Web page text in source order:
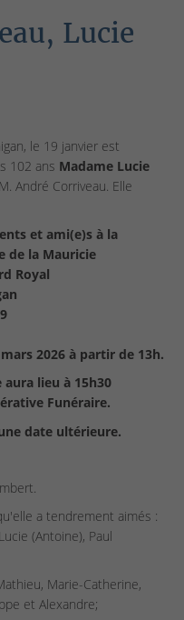
Lucie
le 19 janvier est
102 ans Madame Lucie
André Corriveau. Elle
et ami(e)s à la
de la Mauricie
Royal
2026 à partir de 13h.
lieu à 15h30
Funéraire.
date ultérieure.
a tendrement aimés :
(Antoine), Paul
Marie-Catherine,
et Alexandre;